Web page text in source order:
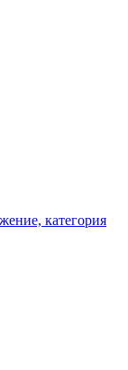
категория